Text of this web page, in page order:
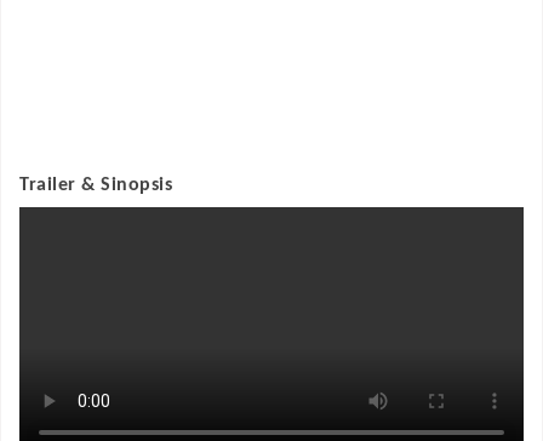
Trailer & Sinopsis